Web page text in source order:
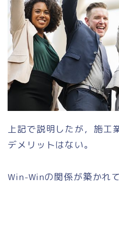
上記で説明したが，施工
デメリットはない。
Win-Winの関係が築かれて